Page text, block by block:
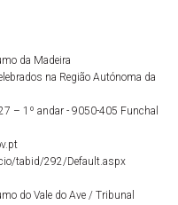
da Madeira
na Região Autónoma da
– 1º andar - 9050-405 Funchal
tabid/292/Default.aspx
do Vale do Ave / Tribunal